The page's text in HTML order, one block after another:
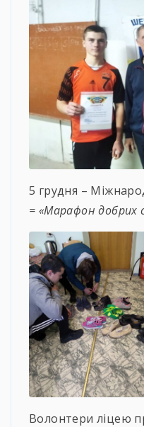
5 грудня –
= «Марафон добрих
Волонтери ліцею